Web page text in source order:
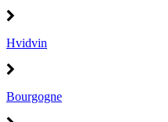
Hvidvin
Bourgogne